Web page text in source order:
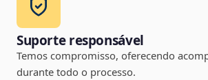
Suporte responsável
Temos compromisso, oferecendo
durante todo o processo.